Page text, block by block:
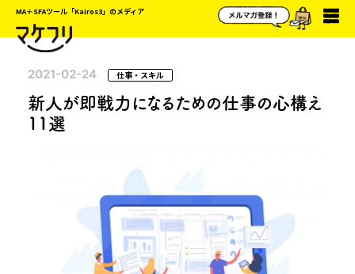
MA＋SFAツール「Kairos3」のメディア
2021-02-24 仕事・スキル
新人が即戦力になるための仕事の心構え
11選